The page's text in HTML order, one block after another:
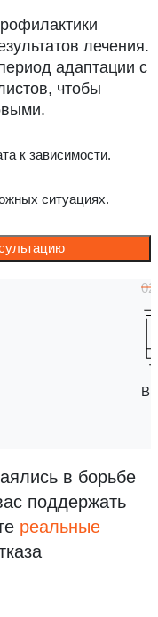
лечения.
адаптации с
чтобы
к зависимости.
ситуациях.
в борьбе
поддержать
реальные